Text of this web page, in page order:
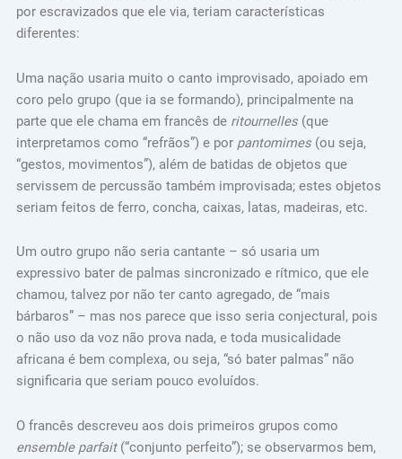
por escravizados que ele via, teriam características
diferentes:
Uma nação usaria muito o canto improvisado, apoiado em
coro pelo grupo (que ia se formando), principalmente na
parte que ele chama em francês de ritournelles(que
interpretamos como “refrãos”) e por pantomimes(ou seja,
“gestos, movimentos”), além de batidas de objetos que
servissem de percussão também improvisada; estes objetos
seriam feitos de ferro, concha, caixas, latas, madeiras, etc.
Um outro grupo não seria cantante – só usaria um
expressivo bater de palmas sincronizado e rítmico, que ele
chamou, talvez por não ter canto agregado, de “mais
bárbaros” – mas nos parece que isso seria conjectural, pois
o não uso da voz não prova nada, e toda musicalidade
africana é bem complexa, ou seja, “só bater palmas” não
significaria que seriam pouco evoluídos.
O francês descreveu aos dois primeiros grupos como
ensemble parfait(“conjunto perfeito”); se observarmos bem,